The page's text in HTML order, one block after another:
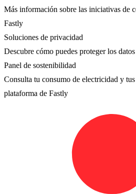
Más información sobre las iniciativas de
Fastly
Soluciones de privacidad
Descubre cómo puedes proteger los
Panel de sostenibilidad
Consulta tu consumo de electricidad y
plataforma de Fastly